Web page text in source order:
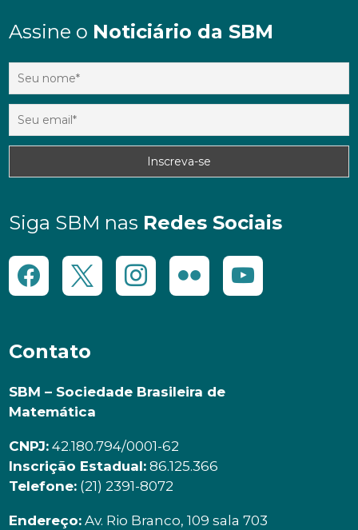
Assine o Noticiário da SBM
Siga SBM nas Redes Sociais
Contato
SBM – Sociedade Brasileira de
Matemática
CNPJ: 42.180.794/0001-62
Inscrição Estadual: 86.125.366
Telefone: (21) 2391-8072
Endereço: Av. Rio Branco, 109 sala 703